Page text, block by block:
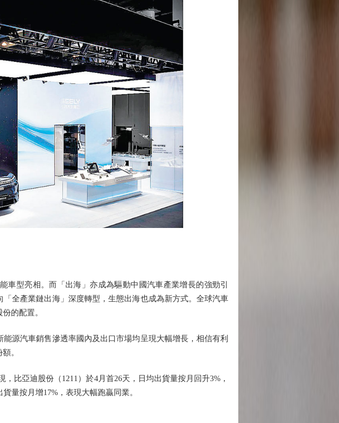
型亮相。而「出海」亦成為驅動中國汽車產業增長的強勁引
全產業鏈出海」深度轉型，生態出海也成為新方式。全球汽車
的配置。
汽車銷售滲透率國內及出口市場均呈現大幅增長，相信有利
。
亞迪股份（1211）於4月首26天，日均出貨量按月回升3%，
量按月增17%，表現大幅跑贏同業。